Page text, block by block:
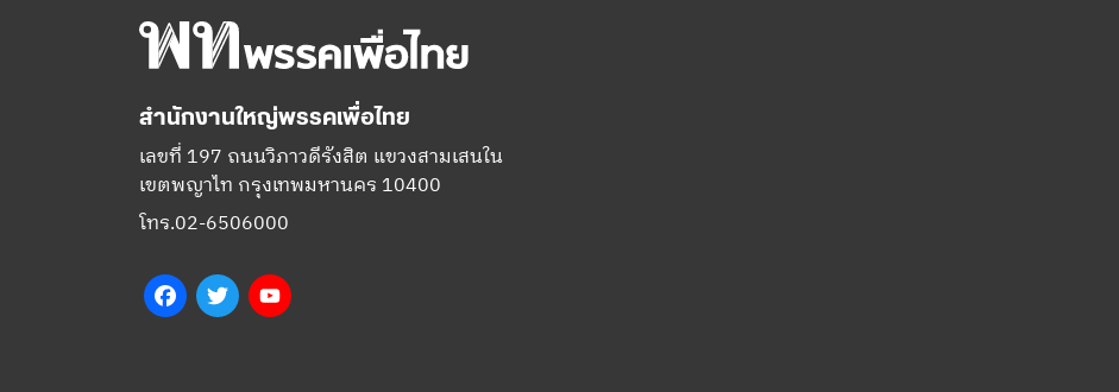
สำนักงานใหญ่พรรคเพื่อไทย
เลขที่ 197 ถนนวิภาวดีรังสิต แขวงสามเสนใน
เขตพญาไท กรุงเทพมหานคร 10400
โทร.02-6506000
FacebookTwitter